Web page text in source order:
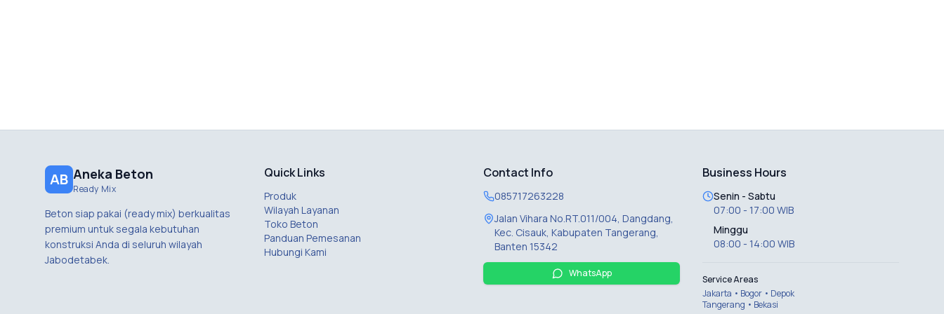
AB Aneka Beton
Ready Mix
Beton siap pakai (ready mix) berkualitas
premium untuk segala kebutuhan
konstruksi Anda di seluruh wilayah
Jabodetabek.
Quick Links
Produk
Wilayah Layanan
Toko Beton
Panduan Pemesanan
Hubungi Kami
Contact Info
085717263228
Jalan Vihara No.RT.011/004, Dangdang,
Kec. Cisauk, Kabupaten Tangerang,
Banten 15342
WhatsApp
Business Hours
Senin - Sabtu
07:00 - 17:00 WIB
Minggu
08:00 - 14:00 WIB
Service Areas
Jakarta • Bogor • Depok
Tangerang • Bekasi